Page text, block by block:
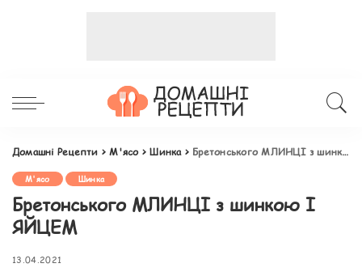
Домашні Рецепти >М'ясо>Шинка> Бретонського МЛИНЦІ з шинкою І ЯЙЦЕМ
М'ясо Шинка
Бретонського МЛИНЦІ з шинкою І
ЯЙЦЕМ
13.04.2021